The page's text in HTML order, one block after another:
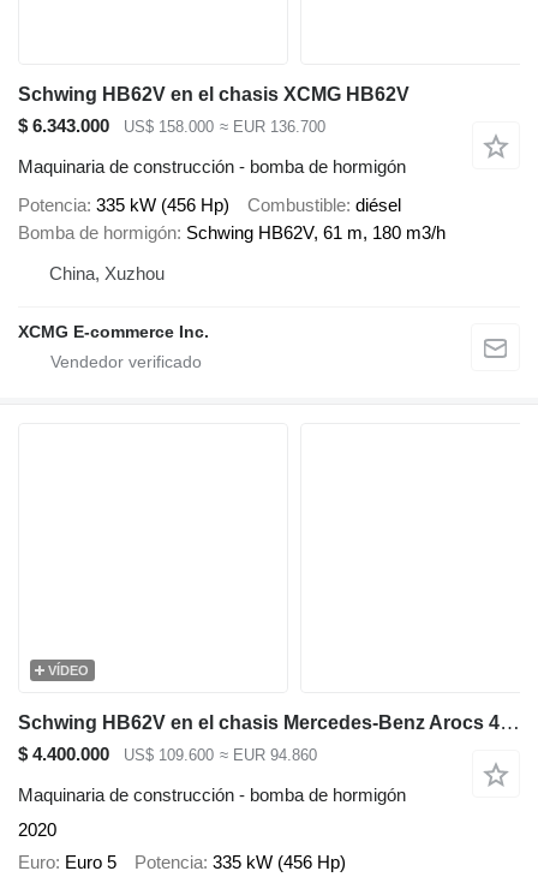
Schwing HB62V en el chasis XCMG HB62V
$ 6.343.000
US$ 158.000 ≈ EUR 136.700
Maquinaria de construcción - bomba de hormigón
Potencia 335 kW (456 Hp) Combustible diésel
Bomba de hormigón Schwing HB62V, 61 m, 180 m3/h
China, Xuzhou
XCMG E-commerce Inc.
VÍDEO
Schwing HB62V en el chasis Mercedes-Benz Arocs 4143
$ 4.400.000 US$ 109.600 ≈ EUR 94.860
Maquinaria de construcción - bomba de hormigón
2020
Euro Euro 5 Potencia 335 kW (456 Hp)